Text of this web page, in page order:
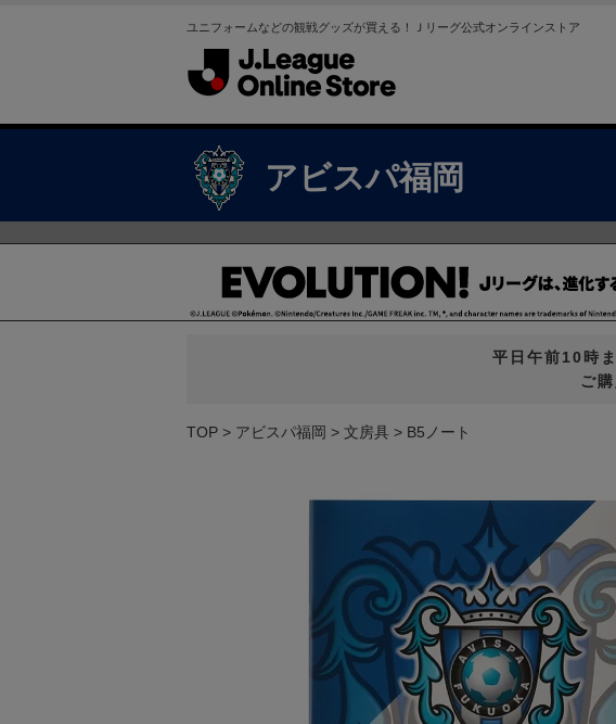
ユニフォームなどの観戦グッズが買える！Ｊリーグ公式オンラインストア
アビスパ福岡
平日午前10時
ご
TOP アビスパ福岡 文房具 B5ノート